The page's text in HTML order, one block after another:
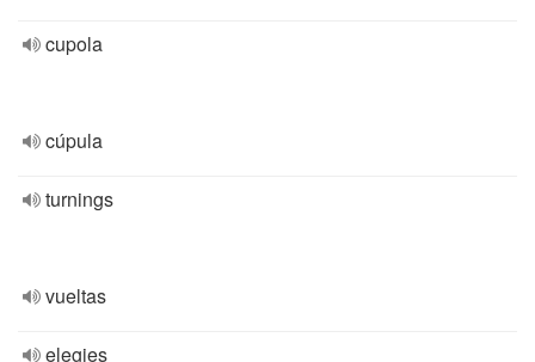
cupola
cúpula
turnings
vueltas
elegies